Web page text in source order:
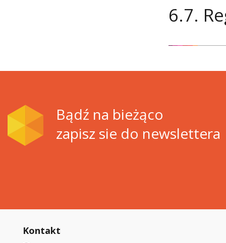
6.7.
Bądź na bieżąco
zapisz sie do newslettera
Kontakt